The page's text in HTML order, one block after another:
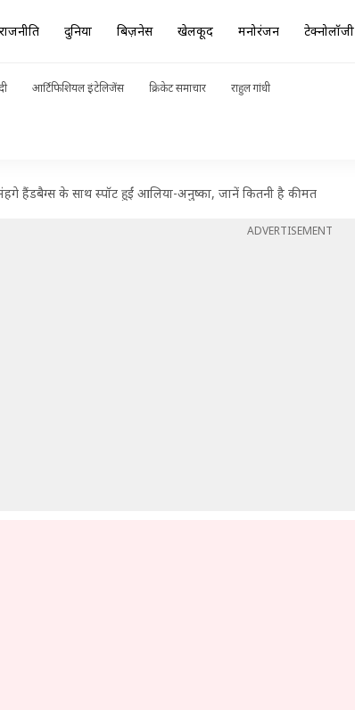
राजनीति दुनिया बिज़नेस खेलकूद मनोरंजन टेक्नोलॉजी
आर्टिफिशियल इंटेलिजेंस क्रिकेट समाचार राहुल गांधी
हैंडबैग्स के साथ स्पॉट हुईं आलिया-अनुष्का, जानें कितनी है कीमत
ADVERTISEMENT